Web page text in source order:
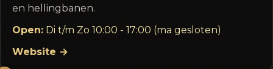
en hellingbanen.
Open:Di t/m Zo 10:00 - 17:00 (ma gesloten)
Website →